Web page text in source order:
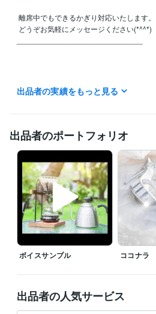
___________________________
    すので よろしければお聞きください。
＊「待機中」になっている時は、
     ご購入後 お話ができます。
＊   ご購入後、５分以内に
      おかけしますのでお待ち下さいませ。
＊   雑談でもOKです。
＊   お電話を迷われたら お気軽にメッセー
      みてくださいね。
出品者の実績をもっと見る
出品者のポートフォリオ
ボイスサンプル ココナラ
出品者の人気サービス